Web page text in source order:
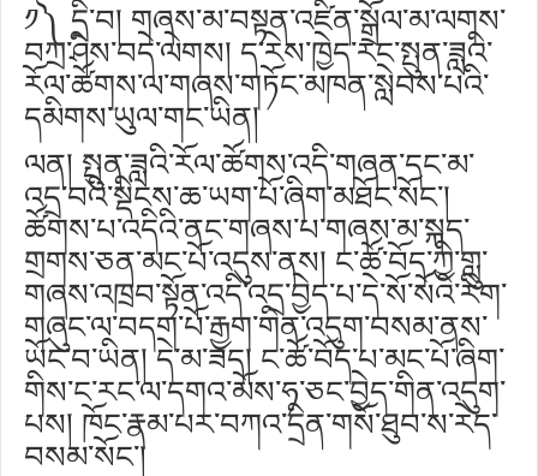
༡༽ དྲི་བ། གཞས་མ་བསྟན་འཛིན་སྒྲོལ་མ་ལགས་
བཀྲ་ཤིས་བདེ་ལེགས། ད་རེས་ཁྱེད་རང་སྤུན་ཟླའི་
རོལ་ཚོགས་ལ་གཞས་གཏོང་མཁན་སླེབས་པའི་
དམིགས་ཡུལ་གང་ཡིན།
ལན། སྤུན་ཟླའི་རོལ་ཚོགས་འདི་གཞན་དང་མ་
འདྲ་བའི་སྡིངས་ཆ་ཡག་པོ་ཞིག་མཐོང་སོང་།
ཚོགས་པ་འདིའི་ནང་གཞས་པ་གཞས་མ་སྐད་
གྲགས་ཅན་མང་པོ་འདུས་ནས། ང་ཚོ་བོད་ཀྱི་གླུ་
གཞས་འཁྲབ་སྟོན་འདི་འདྲ་བྱེད་པ་དེ་སོ་སོའི་རིག་
གཞུང་ལ་བདག་པོ་རྒྱག་གིན་འདུག་བསམ་ནས་
ཡོང་བ་ཡིན། དེ་མ་ཟད། ང་ཚོ་བོད་པ་མང་པོ་ཞིག་
གིས་ང་རང་ལ་དགའ་མོས་ཧ་ཅང་བྱེད་གིན་འདུག་
པས། ཁོང་རྣམ་པར་བཀའ་དྲིན་གསོ་ཐུབ་ས་རེད་
བསམ་སོང་།